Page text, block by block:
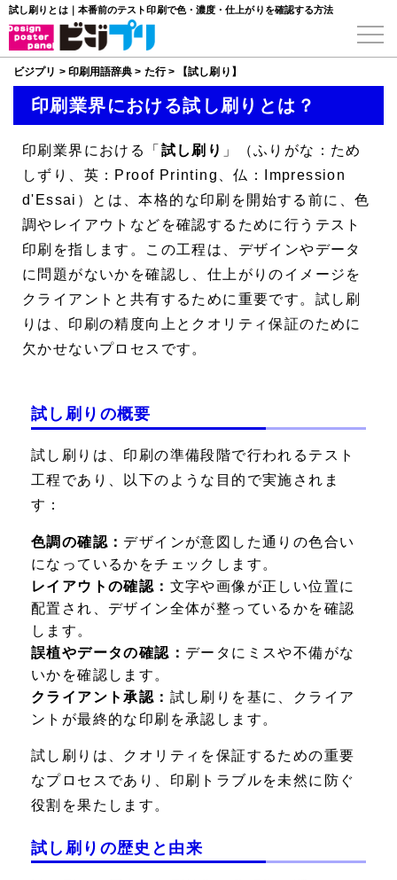
試し刷りとは｜本番前のテスト印刷で色・濃度・仕上がりを確認する方法
ビジプリ > 印刷用語辞典 > た行> 【試し刷り】
印刷業界における試し刷りとは？
印刷業界における「 試し刷り 」（ふりがな：ため
しずり、英：Proof Printing、仏：Impression
d'Essai）とは、本格的な印刷を開始する前に、色
調やレイアウトなどを確認するために行うテスト
印刷を指します。この工程は、デザインやデータ
に問題がないかを確認し、仕上がりのイメージを
クライアントと共有するために重要です。試し刷
りは、印刷の精度向上とクオリティ保証のために
欠かせないプロセスです。
試し刷りの概要
試し刷りは、印刷の準備段階で行われるテスト
工程であり、以下のような目的で実施されま
す：
色調の確認： デザインが意図した通りの色合い
になっているかをチェックします。
レイアウトの確認： 文字や画像が正しい位置に
配置され、デザイン全体が整っているかを確認
します。
誤植やデータの確認： データにミスや不備がな
いかを確認します。
クライアント承認： 試し刷りを基に、クライア
ントが最終的な印刷を承認します。
試し刷りは、クオリティを保証するための重要
なプロセスであり、印刷トラブルを未然に防ぐ
役割を果たします。
試し刷りの歴史と由来